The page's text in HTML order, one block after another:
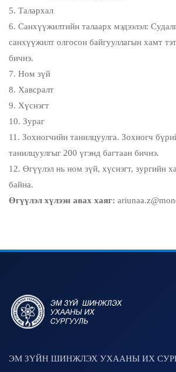
5. Талархал
6. Санхүүжилтийн талаарх мэдээлэл:
санхүүжилт олгосон байгууллагын хамт
бичнэ.
7. Ном зүй
8. Хавсралт
9. Хүснэгт
10. Зураг
11. Зохиогчийн танилцуулга. Зохиогч
танилцуулгыг 200 үгэнд багтаан бичнэ.
12. Өгүүлэл нь ном зүй, хүснэгт, зургийн
байна.
Өгүүлэл хүлээн авах хаяг:
ЭМ ЗҮЙН ШИНЖЛЭХ УХААНЫ ИХ